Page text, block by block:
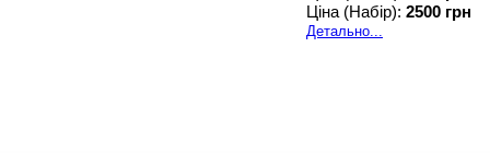
Ціна (Набір): 2500 грн
Детально...